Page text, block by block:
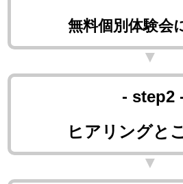
無料個別体験会
- step2
ヒアリングと